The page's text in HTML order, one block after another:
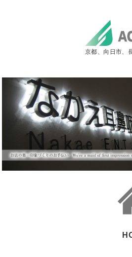
京都、向日市、